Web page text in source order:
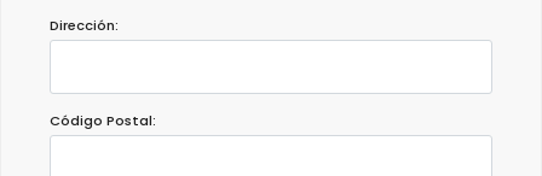
Dirección:
Código Postal: